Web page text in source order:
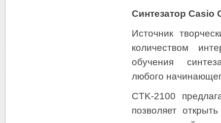
Синтезатор Casio
Источник
количеством
обучения
любого
CTK-2100
позволяет